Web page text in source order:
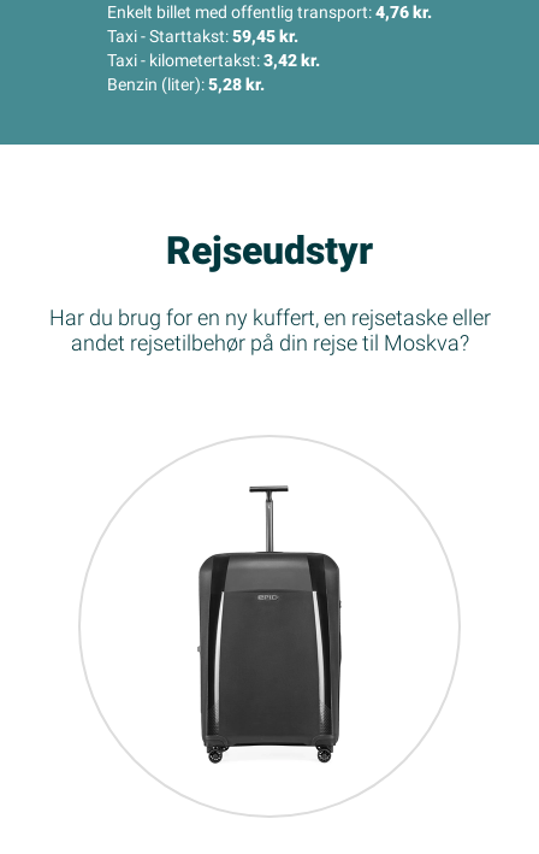
Enkelt billet med offentlig transport:4,76 kr.
Taxi - Starttakst:59,45 kr.
Taxi - kilometertakst:3,42 kr.
Benzin (liter):5,28 kr.
Rejseudstyr
Har du brug for en ny kuffert, en rejsetaske eller
andet rejsetilbehør på din rejse til Moskva?